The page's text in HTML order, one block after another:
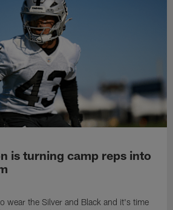
is turning camp reps into
wear the Silver and Black and it's time